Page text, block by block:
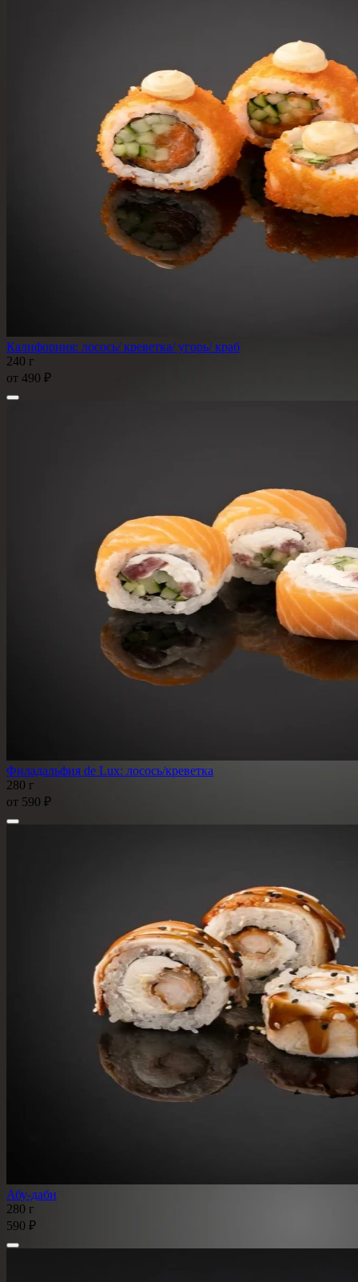
Калифорния: лосось/ креветка/ угорь/ краб
240 г
от 490 ₽
Филадальфия de Lux: лосось/креветка
280 г
от 590 ₽
Абу-даби
280 г
590 ₽